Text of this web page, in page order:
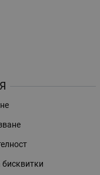
бисквитки